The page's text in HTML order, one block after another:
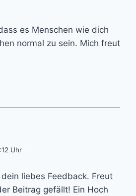
es Menschen wie dich
normal zu sein. Mich freut
Uhr
liebes Feedback. Freut
Beitrag gefällt! Ein Hoch